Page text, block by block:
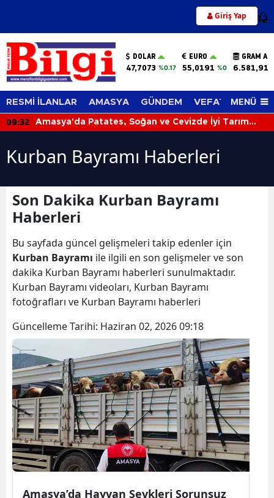
Giriş Yap 12
DOLAR
47,7073 %0.17
EURO
55,0191 %0
GRAM
6.581,91
RESMİ İLANLAR AMASYA GÜNDEM VEFAT EDENLER
MENÜ
09:32
Amasya'da Patates, Soğan ve Cevizde İyi Tarım
Kurban Bayramı Haberleri
Son Dakika Kurban Bayramı
Haberleri
Bu sayfada güncel gelişmeleri takip edenler için
Kurban Bayramı ile ilgili en son gelişmeler ve son
dakika Kurban Bayramı haberleri sunulmaktadır.
Kurban Bayramı videoları, Kurban Bayramı
fotoğrafları ve Kurban Bayramı haberleri
Güncelleme Tarihi: Haziran 02, 2026 09:18
Amasya’da Hayvan Sevkleri Sorunsuz